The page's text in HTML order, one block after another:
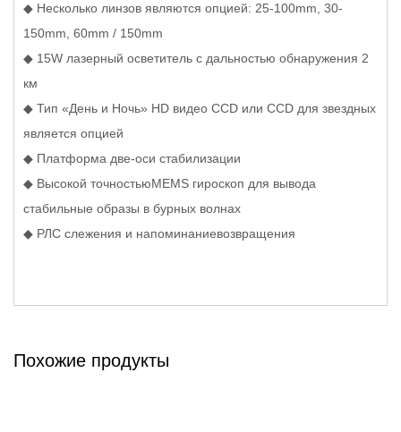
◆ Несколько линзов являются опцией: 25-100mm, 30-
150mm, 60mm / 150mm
◆ 15W лазерный осветитель с дальностью обнаружения 2
км
◆ Тип «День и Ночь» HD видео CCD или CCD для звездных
является опцией
◆ Платформа две-оси стабилизации
◆ Высокой точностьюMEMS гироскоп для вывода
стабильные образы в бурных волнах
◆ РЛС слежения и напоминаниевозвращения
Похожие продукты